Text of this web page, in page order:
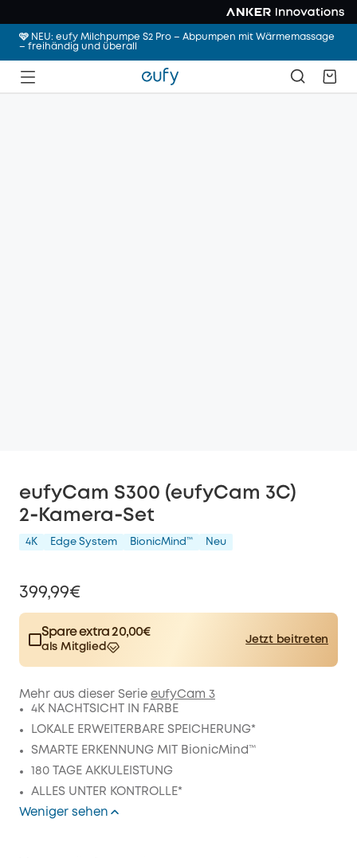
🩷 NEU: eufy Milchpumpe S2 Pro – Abpumpen mit Wärmemassage
– freihändig und überall
eufyCam S300 (eufyCam 3C)
2‑Kamera‑Set
4K Edge System BionicMind™️ Neu
399,99€
Spare extra 20,00€
als Mitglied
Jetzt beitreten
Plus Member $15.00
worth more than 20,00€
Other Benefits
Mehr aus dieser Serie eufyCam 3
4K NACHTSICHT IN FARBE
LOKALE ERWEITERBARE SPEICHERUNG*
SMARTE ERKENNUNG MIT BionicMind™
180 TAGE AKKULEISTUNG
ALLES UNTER KONTROLLE*
Weniger sehen